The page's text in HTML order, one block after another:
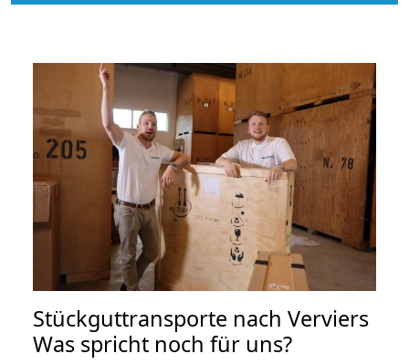
Stückguttransporte nach Verviers
Was spricht noch für uns?